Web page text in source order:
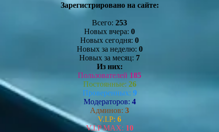
Зарегистрировано на сайте:
Всего: 253
Новых вчера: 0
Новых сегодня: 0
Новых за неделю: 0
Новых за месяц: 7
Из них:
Пользователей 185
Постоянные: 26
Проверенных: 9
Модераторов: 4
Админов: 3
V.I.P: 6
V.I.P MAX: 10